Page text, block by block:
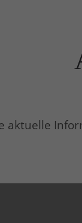
aktuelle